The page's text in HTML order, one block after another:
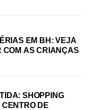
EM BH: VEJA
COM AS CRIANÇAS
SHOPPING
DE